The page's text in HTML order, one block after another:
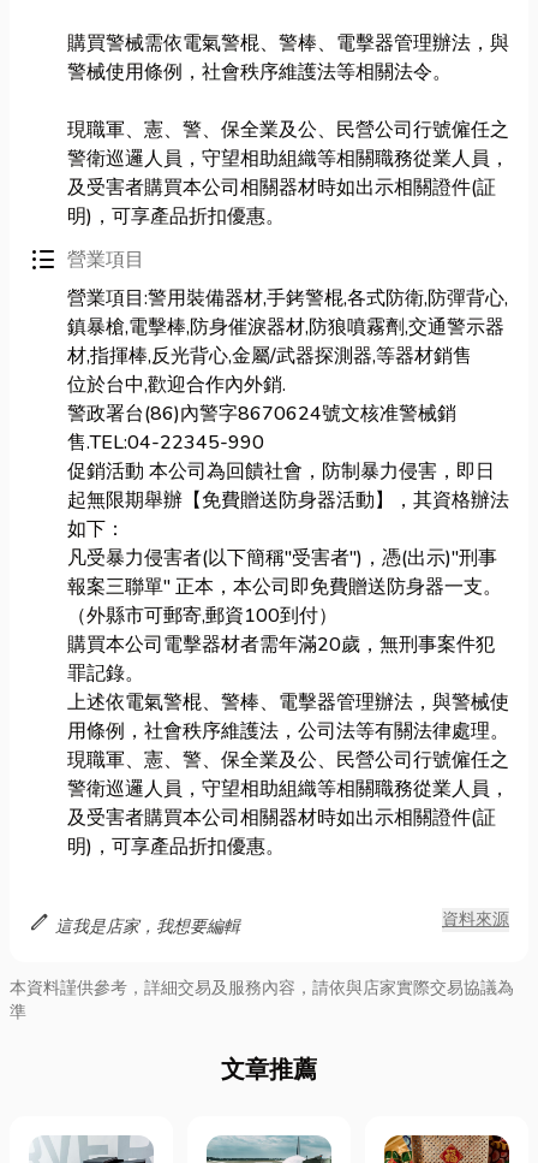
購買警械需依電氣警棍、警棒、電擊器管理辦法，與
警械使用條例，社會秩序維護法等相關法令。
現職軍、憲、警、保全業及公、民營公司行號僱任之
警衛巡邏人員，守望相助組織等相關職務從業人員，
及受害者購買本公司相關器材時如出示相關證件(証
明)，可享產品折扣優惠。
format_list_bulleted 營業項目
營業項目:警用裝備器材,手銬警棍,各式防衛,防彈背心,
鎮暴槍,電擊棒,防身催淚器材,防狼噴霧劑,交通警示器
材,指揮棒,反光背心,金屬/武器探測器,等器材銷售
位於台中,歡迎合作內外銷.
警政署台(86)內警字8670624號文核准警械銷
售.TEL:04-22345-990
促銷活動 本公司為回饋社會，防制暴力侵害，即日
起無限期舉辦【免費贈送防身器活動】，其資格辦法
如下：
凡受暴力侵害者(以下簡稱"受害者")，憑(出示)"刑事
報案三聯單" 正本，本公司即免費贈送防身器一支。
（外縣市可郵寄,郵資100到付）
購買本公司電擊器材者需年滿20歲，無刑事案件犯
罪記錄。
上述依電氣警棍、警棒、電擊器管理辦法，與警械使
用條例，社會秩序維護法，公司法等有關法律處理。
現職軍、憲、警、保全業及公、民營公司行號僱任之
警衛巡邏人員，守望相助組織等相關職務從業人員，
及受害者購買本公司相關器材時如出示相關證件(証
明)，可享產品折扣優惠。
edit 這我是店家，我想要編輯 資料來源
本資料謹供參考，詳細交易及服務內容，請依與店家實際交易協議為
準
文章推薦